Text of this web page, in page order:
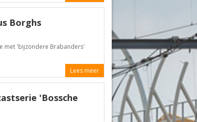
Borghs
met 'bijzondere Brabanders'
Lees meer
'Bossche